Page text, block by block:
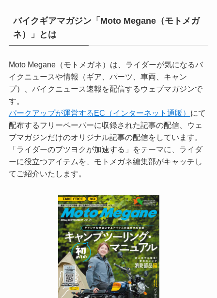
バイクギアマガジン「Moto Megane（モトメガ
ネ）」とは
Moto Megane（モトメガネ）は、ライダーが気になるバ
イクニュースや情報（ギア、パーツ、車両、キャン
プ）、バイクニュース速報を配信するウェブマガジンで
す。
パークアップが運営するEC（インターネット通販） にて
配布するフリーペーパーに収録された記事の配信、ウェ
ブマガジンだけのオリジナル記事の配信をしています。
「ライダーのブツヨクが加速する」をテーマに、ライダ
ーに役立つアイテムを、モトメガネ編集部がキャッチし
てご紹介いたします。